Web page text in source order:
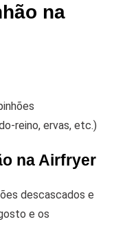
na
reino, ervas, etc.)
na Airfryer
descascados e
e os